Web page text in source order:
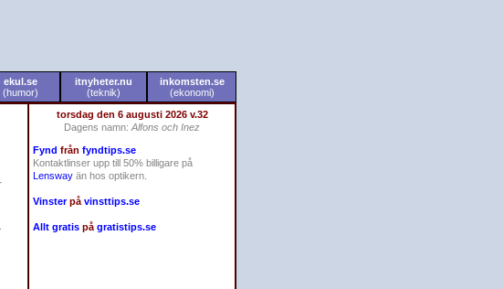
ekul.se
(humor)
itnyheter.nu
(teknik)
inkomsten.se
(ekonomi)
torsdag den 6 augusti 2026 v.32
Dagens namn: Alfons och Inez
Fynd från fyndtips.se
Kontaktlinser upp till 50% billigare på
Lensway än hos optikern.
Vinsterpå vinsttips.se
Allt gratis på gratistips.se